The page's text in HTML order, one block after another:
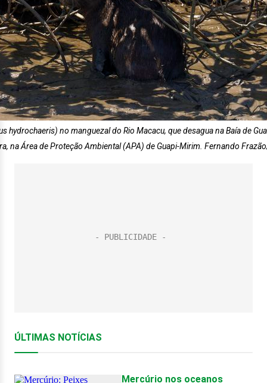
hydrochaeris) no manguezal do Rio Macacu, que desagua na Baía de
na Área de Proteção Ambiental (APA) de Guapi-Mirim. Fernando